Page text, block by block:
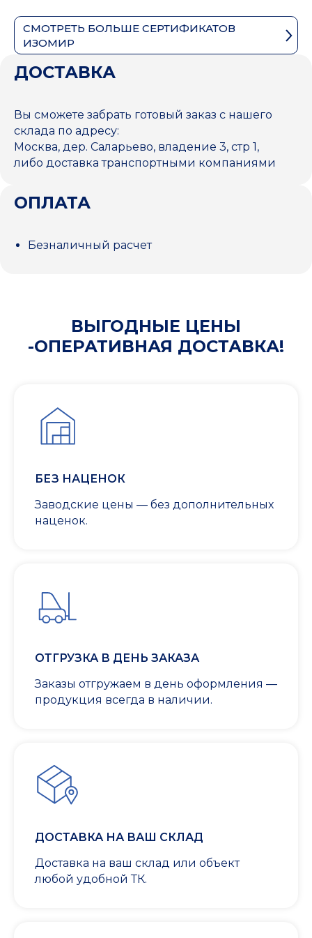
СМОТРЕТЬ БОЛЬШЕ СЕРТИФИКАТОВ
ИЗОМИР
ДОСТАВКА
Вы сможете забрать готовый заказ с нашего
склада по адресу:
Москва, дер. Саларьево, владение 3, стр 1,
либо доставка транспортными компаниями
ОПЛАТА
Безналичный расчет
ВЫГОДНЫЕ ЦЕНЫ
-ОПЕРАТИВНАЯ ДОСТАВКА!
БЕЗ НАЦЕНОК
Заводские цены — без дополнительных
наценок.
ОТГРУЗКА В ДЕНЬ ЗАКАЗА
Заказы отгружаем в день оформления —
продукция всегда в наличии.
ДОСТАВКА НА ВАШ СКЛАД
Доставка на ваш склад или объект
любой удобной ТК.